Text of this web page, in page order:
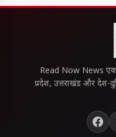
Read Now News एक
प्रदेश, उत्तराखंड और देश-